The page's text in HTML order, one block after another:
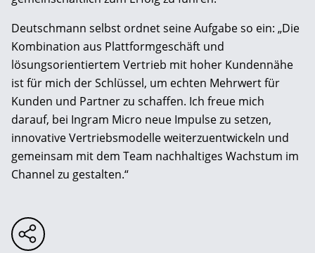
Deutschmann selbst ordnet seine Aufgabe so ein: „Die
Kombination aus Plattformgeschäft und
lösungsorientiertem Vertrieb mit hoher Kundennähe
ist für mich der Schlüssel, um echten Mehrwert für
Kunden und Partner zu schaffen. Ich freue mich
darauf, bei Ingram Micro neue Impulse zu setzen,
innovative Vertriebsmodelle weiterzuentwickeln und
gemeinsam mit dem Team nachhaltiges Wachstum im
Channel zu gestalten.“